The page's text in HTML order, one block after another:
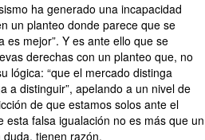
ha generado una incapacidad
un planteo donde parece que se
es mejor”. Y es ante ello que se
derechas con un planteo que, no
lógica: “que el mercado distinga
a distinguir”, apelando a un nivel de
de que estamos solos ante el
esta falsa igualación no es más que un
tienen razón.